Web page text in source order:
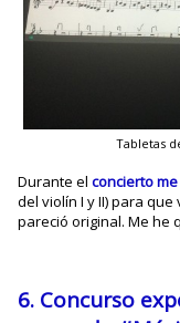
Tabletas
Durante elconcierto
del violín I y II) para
pareció original. Me he
6. Concurso